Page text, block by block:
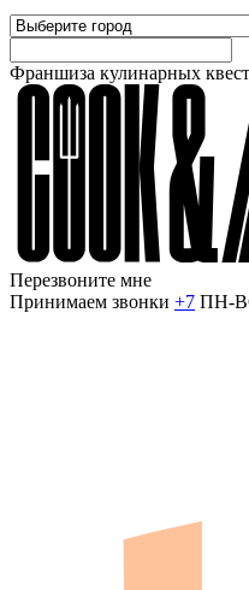
Франшиза кулинарных
Перезвоните мне
Принимаем звонки +7 ПН-